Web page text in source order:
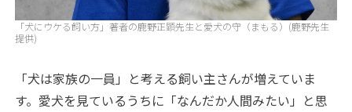
「犬にウケる飼い方」著者の鹿野正顕先生と愛犬の守（まもる）(鹿野先生
提供)
「犬は家族の一員」と考える飼い主さんが増えていま
す。愛犬を見ているうちに「なんだか人間みたい」と思